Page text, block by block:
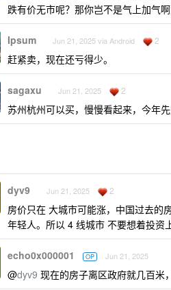
跌有价无市呢？那你岂不是气上加气
Ipsum Jun 21, 2025 via Android 2
赶紧卖，现在还亏得少。
sagaxu Jun 21, 2025 2
苏州杭州可以买，慢慢看起来，今年
dyv9 Jun 21, 2025 2
房价只在 大城市可能涨，中国过去的
年轻人。所以 4 线城市 不要想着投资
echo0x000001 OP Jun 21, 2025
@dyv9 现在的房子离区政府就几百米